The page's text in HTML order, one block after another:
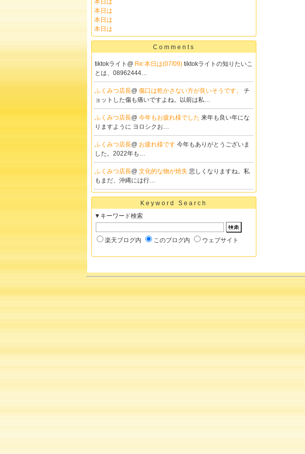
本日は
本日は
本日は
本日は
Comments
tiktokライト@ Re:本日は(07/09) tiktokライトの知りたいこ
とは、08962444…
ふくみつ店長@ 傷口は乾かさない方が良いそうです。 チ
ョットした傷も痛いですよね。以前は私…
ふくみつ店長@ 今年もお疲れ様でした 来年も良い年にな
りますように ヨロシクお…
ふくみつ店長@ お疲れ様です 今年もありがとうございま
した。2022年も…
ふくみつ店長@ 文化的な物が焼失 悲しくなりますね。私
もまだ、沖縄には行…
Keyword Search
▼キーワード検索
楽天ブログ内 このブログ内 ウェブサイト